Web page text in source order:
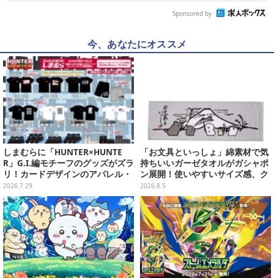
Sponsored by
今、あなたにオススメ
しまむらに「HUNTER×HUNTE
R」G.I.編モチーフのグッズがズラ
リ！カードデザインのアパレル・
雑貨、ゴレイヌの「オレが3人分
になる…」も
2026.7.29
「お文具といっしょ」綿素材で気
持ちいいガーゼタオルがガシャポ
ン展開！使いやすいサイズ感、ク
ールな和柄や可愛らしいお寿司な
ど全4種
2026.8.5